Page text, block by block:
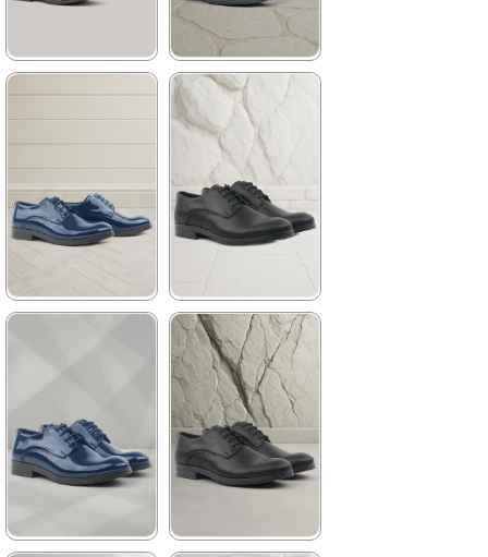
★ ★ ★ ★ ★
1.199,90 ₺
%41İndirim
Ücretsiz
Kargo
★ ★ ★ ★
1.369,90 ₺
2.349,90 ₺
%42İndirim
Ücretsiz
Kargo
%42İndirim
Ücretsiz
Kargo
★ ★ ★ ★ ★
1.369,90 ₺
2.349,90 ₺
%42İndirim
Ücretsiz
Kargo